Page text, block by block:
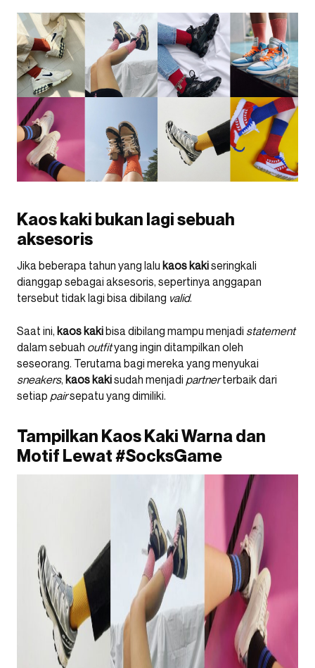
Kaos kaki bukan lagi sebuah
aksesoris
Jika beberapa tahun yang lalu kaos kakiseringkali
dianggap sebagai aksesoris, sepertinya anggapan
tersebut tidak lagi bisa dibilang valid.
Saat ini, kaos kakibisa dibilang mampu menjadi statement
dalam sebuah outfityang ingin ditampilkan oleh
seseorang. Terutama bagi mereka yang menyukai
sneakers, kaos kakisudah menjadi partnerterbaik dari
setiap pairsepatu yang dimiliki.
Tampilkan Kaos Kaki Warna dan
Motif Lewat #SocksGame